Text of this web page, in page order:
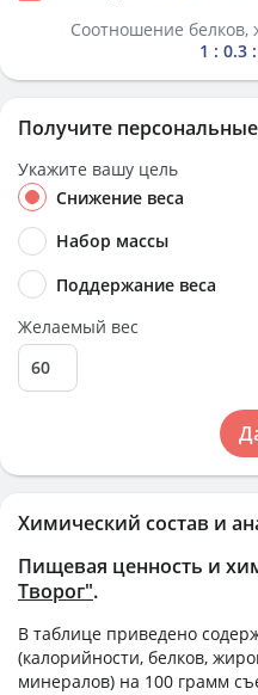
Химический состав и
Пищевая ценность и
Творог".
В таблице приведено
(калорийности, белков,
минералов) на 100 грамм
Соотношение белков,
1 : 0.3
Получите
Укажите вашу цель
Снижение веса
Набор массы
Поддержание веса
Желаемый вес